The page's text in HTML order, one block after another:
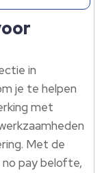
in
je te helpen
met
Met de
pay belofte,